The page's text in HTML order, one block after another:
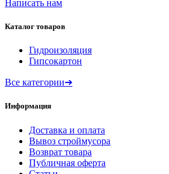
Написать нам
Каталог товаров
Гидроизоляция
Гипсокартон
Все категории➔
Информация
Доставка и оплата
Вывоз строймусора
Возврат товара
Публичная оферта